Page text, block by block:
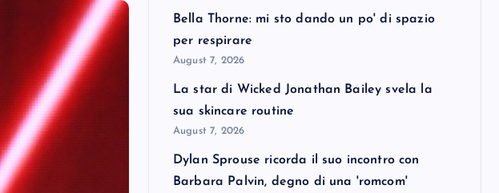
Bella Thorne: mi sto dando un po' di spazio
per respirare
August 7, 2026
La star di Wicked Jonathan Bailey svela la
sua skincare routine
August 7, 2026
Dylan Sprouse ricorda il suo incontro con
Barbara Palvin, degno di una 'romcom'